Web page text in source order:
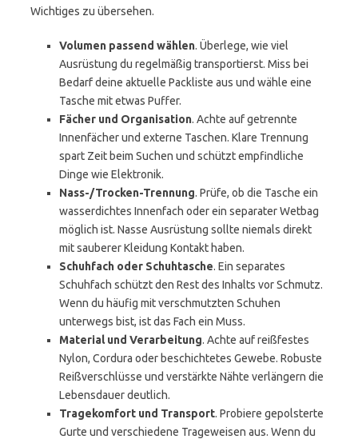
Wichtiges zu übersehen.
Volumen passend wählen. Überlege, wie viel
Ausrüstung du regelmäßig transportierst. Miss bei
Bedarf deine aktuelle Packliste aus und wähle eine
Tasche mit etwas Puffer.
Fächer und Organisation. Achte auf getrennte
Innenfächer und externe Taschen. Klare Trennung
spart Zeit beim Suchen und schützt empfindliche
Dinge wie Elektronik.
Nass-/Trocken-Trennung. Prüfe, ob die Tasche ein
wasserdichtes Innenfach oder ein separater Wetbag
möglich ist. Nasse Ausrüstung sollte niemals direkt
mit sauberer Kleidung Kontakt haben.
Schuhfach oder Schuhtasche. Ein separates
Schuhfach schützt den Rest des Inhalts vor Schmutz.
Wenn du häufig mit verschmutzten Schuhen
unterwegs bist, ist das Fach ein Muss.
Material und Verarbeitung. Achte auf reißfestes
Nylon, Cordura oder beschichtetes Gewebe. Robuste
Reißverschlüsse und verstärkte Nähte verlängern die
Lebensdauer deutlich.
Tragekomfort und Transport. Probiere gepolsterte
Gurte und verschiedene Trageweisen aus. Wenn du